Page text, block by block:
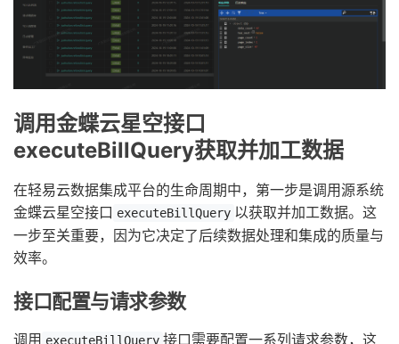
调用金蝶云星空接口
executeBillQuery获取并加工数据
在轻易云数据集成平台的生命周期中，第一步是调用源系统
金蝶云星空接口 executeBillQuery 以获取并加工数据。这
一步至关重要，因为它决定了后续数据处理和集成的质量与
效率。
接口配置与请求参数
调用 executeBillQuery 接口需要配置一系列请求参数，这